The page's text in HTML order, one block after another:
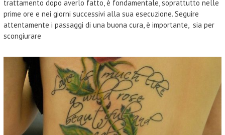
trattamento dopo averlo fatto, è fondamentale, soprattutto nelle
prime ore e nei giorni successivi alla sua esecuzione. Seguire
attentamente i passaggi di una buona cura, è importante, sia per
scongiurare